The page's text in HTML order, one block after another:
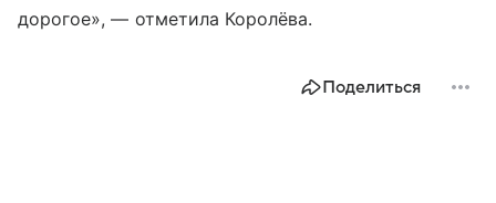
дорогое», — отметила Королёва.
Поделиться